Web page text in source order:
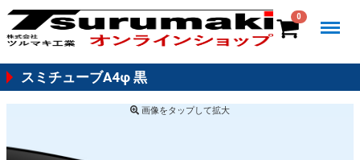
0
スミチューブA4φ 黒
画像をタップして拡大